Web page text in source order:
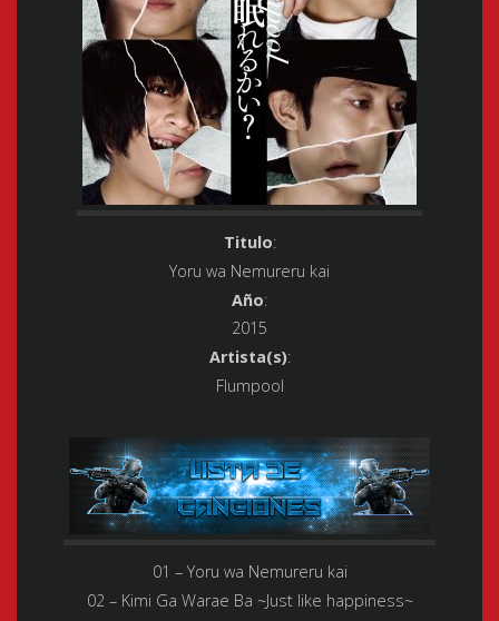
Titulo:
Yoru wa Nemureru kai
Año:
2015
Artista(s):
Flumpool
01 – Yoru wa Nemureru kai
02 – Kimi Ga Warae Ba ~Just like happiness~